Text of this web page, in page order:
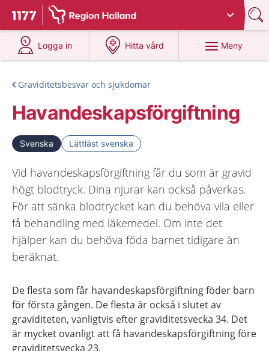
Till startsidan för 1177
Du har valt region Halland
Logga in
på 1177.se
Hitta vård
på 1177.se
Meny
Graviditetsbesvär och sjukdomar
Havandeskapsförgiftning
Svenska Lättläst svenska
Vid havandeskapsförgiftning får du som är gravid
högt blodtryck. Dina njurar kan också påverkas.
För att sänka blodtrycket kan du behöva vila eller
få behandling med läkemedel. Om inte det
hjälper kan du behöva föda barnet tidigare än
beräknat.
De flesta som får havandeskapsförgiftning föder barn
för första gången. De flesta är också i slutet av
graviditeten, vanligtvis efter graviditetsvecka 34. Det
är mycket ovanligt att få havandeskapsförgiftning före
graviditetsvecka 23.